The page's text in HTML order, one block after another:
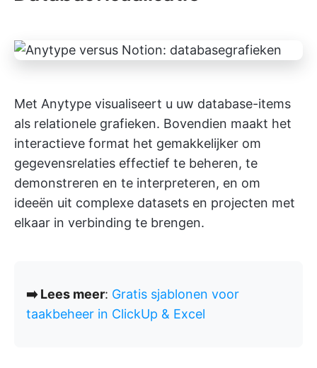
Met Anytype visualiseert u uw database-items
als relationele grafieken. Bovendien maakt het
interactieve format het gemakkelijker om
gegevensrelaties effectief te beheren, te
demonstreren en te interpreteren, en om
ideeën uit complexe datasets en projecten met
elkaar in verbinding te brengen.
➡️ Lees meer: Gratis sjablonen voor
taakbeheer in ClickUp & Excel